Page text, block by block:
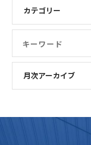
カテゴリー
月次アーカイブ